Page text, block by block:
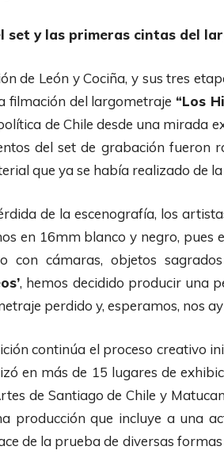
set y las primeras cintas del
de León y Cociña, y sus tres
filmación del largometraje “Los
de Chile desde una mirada
del set de grabación fueron
que ya se había realizado de
de la escenografía, los
en 16mm blanco y negro,
con cámaras, objetos
, hemos decidido producir una
perdido y, esperamos, nos
continúa el proceso creativo
en más de 15 lugares de
de Santiago de Chile y
producción que incluye a una
de la prueba de diversas